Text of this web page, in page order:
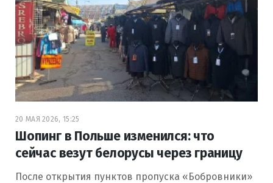
20 МАЯ 2026, 15:25
Шопинг в Польше изменился: что
сейчас везут белорусы через границу
После открытия пунктов пропуска «Бобровники»